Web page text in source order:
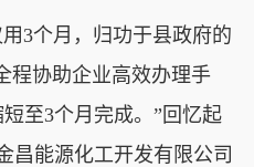
个月，归功于县政府的
程协助企业高效办理手
至3个月完成。”回忆起
昌能源化工开发有限公司